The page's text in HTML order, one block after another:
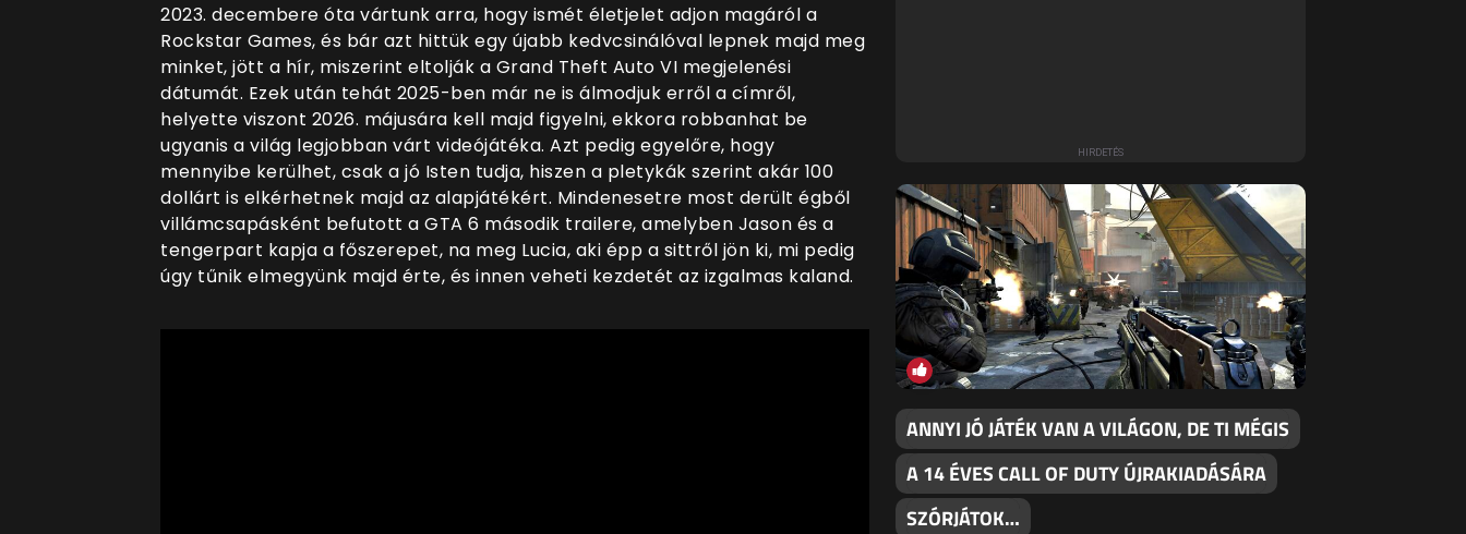
2023. decembere óta vártunk arra, hogy ismét életjelet adjon magáról a
Rockstar Games, és bár azt hittük egy újabb kedvcsinálóval lepnek majd meg
minket, jött a hír, miszerint eltolják a Grand Theft Auto VI megjelenési
dátumát. Ezek után tehát 2025-ben már ne is álmodjuk erről a címről,
helyette viszont 2026. májusára kell majd figyelni, ekkora robbanhat be
ugyanis a világ legjobban várt videójátéka. Azt pedig egyelőre, hogy
mennyibe kerülhet, csak a jó Isten tudja, hiszen a pletykák szerint akár 100
dollárt is elkérhetnek majd az alapjátékért. Mindenesetre most derült égből
villámcsapásként befutott a GTA 6 második trailere, amelyben Jason és a
tengerpart kapja a főszerepet, na meg Lucia, aki épp a sittről jön ki, mi pedig
úgy tűnik elmegyünk majd érte, és innen veheti kezdetét az izgalmas kaland.
ANNYI JÓ JÁTÉK VAN A VILÁGON, DE TI MÉGIS
A 14 ÉVES CALL OF DUTY ÚJRAKIADÁSÁRA
SZÓRJÁTOK…